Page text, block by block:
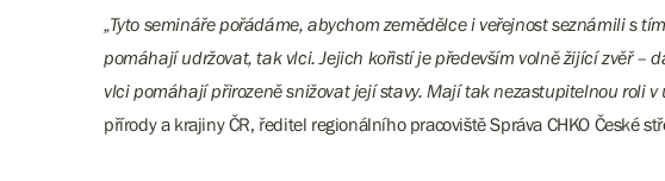
„Tyto semináře pořádáme, abychom zemědělce i veřejnost seznámili s
pomáhají udržovat, tak vlci. Jejich kořistí je především volně žijící zvěř –
vlci pomáhají přirozeně snižovat její stavy. Mají tak nezastupitelnou roli v
přírody a krajiny ČR, ředitel regionálního pracoviště Správa CHKO České